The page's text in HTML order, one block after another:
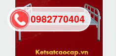
0982770404